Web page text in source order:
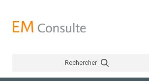
Rechercher